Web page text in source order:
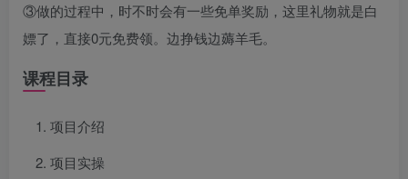
③做的过程中，时不时会有一些免单奖励，这里礼物就是白
嫖了，直接0元免费领。边挣钱边薅羊毛。
课程目录
项目介绍
项目实操